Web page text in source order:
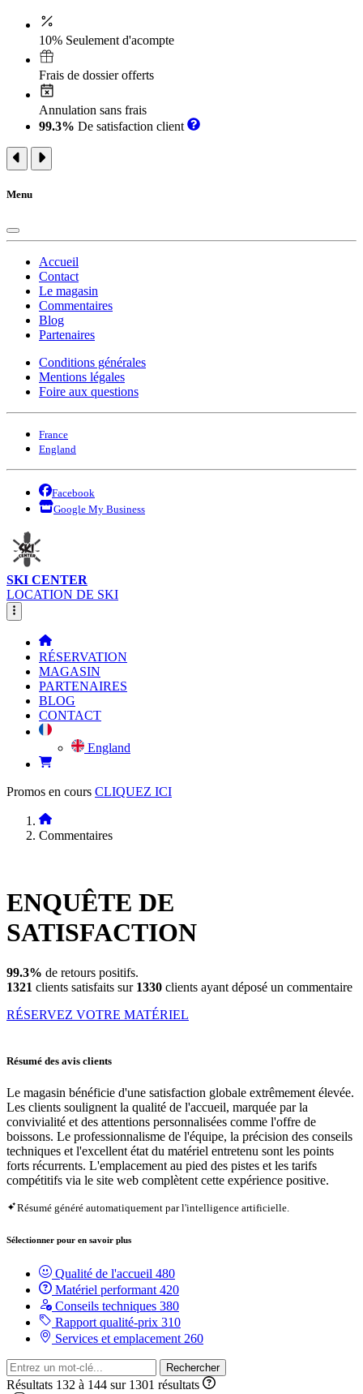
10% Seulement d'acompte
Frais de dossier offerts
Annulation sans frais
99.3% De satisfaction client
Menu
Accueil
Contact
Le magasin
Commentaires
Blog
Partenaires
Conditions générales
Mentions légales
Foire aux questions
France
England
Facebook
Google My Business
SKI CENTER
LOCATION DE SKI
RÉSERVATION
MAGASIN
PARTENAIRES
BLOG
CONTACT
England
Promos en cours CLIQUEZ ICI
Commentaires
ENQUÊTE DE
SATISFACTION
99.3% de retours positifs.
1321 clients satisfaits sur 1330 clients ayant déposé un commentaire
RÉSERVEZ VOTRE MATÉRIEL
Résumé des avis clients
Le magasin bénéficie d'une satisfaction globale extrêmement élevée.
Les clients soulignent la qualité de l'accueil, marquée par la
convivialité et des attentions personnalisées comme l'offre de
boissons. Le professionnalisme de l'équipe, la précision des conseils
techniques et l'excellent état du matériel entretenu sont les points
forts récurrents. L'emplacement au pied des pistes et les tarifs
compétitifs via le site web complètent cette expérience positive.
Résumé généré automatiquement par l'intelligence artificielle.
Sélectionner pour en savoir plus
Qualité de l'accueil 480
Matériel performant 420
Conseils techniques 380
Rapport qualité-prix 310
Services et emplacement 260
Rechercher
Résultats 132 à 144 sur 1301 résultats